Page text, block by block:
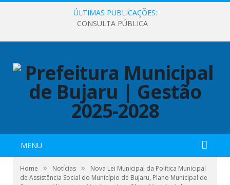
ÚLTIMAS PUBLICAÇÕES:
CONSULTA PÚBLICA
MENU
Home » Notícias »
Nova Lei Municipal da Política Municipal
de Assistência Social do Município de Bujaru, Plano Municipal de